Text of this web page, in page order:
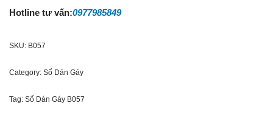
Hotline tư vấn:0977985849
SKU: B057
Category: Sổ Dán Gáy
Tag: Sổ Dán Gáy B057